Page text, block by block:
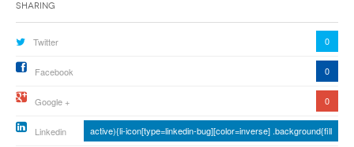
Sharing
Twitter 0
Facebook 0
Google + 0
Linkedin active){li-icon[type=linkedin-bug][color=inverse] .background{fill